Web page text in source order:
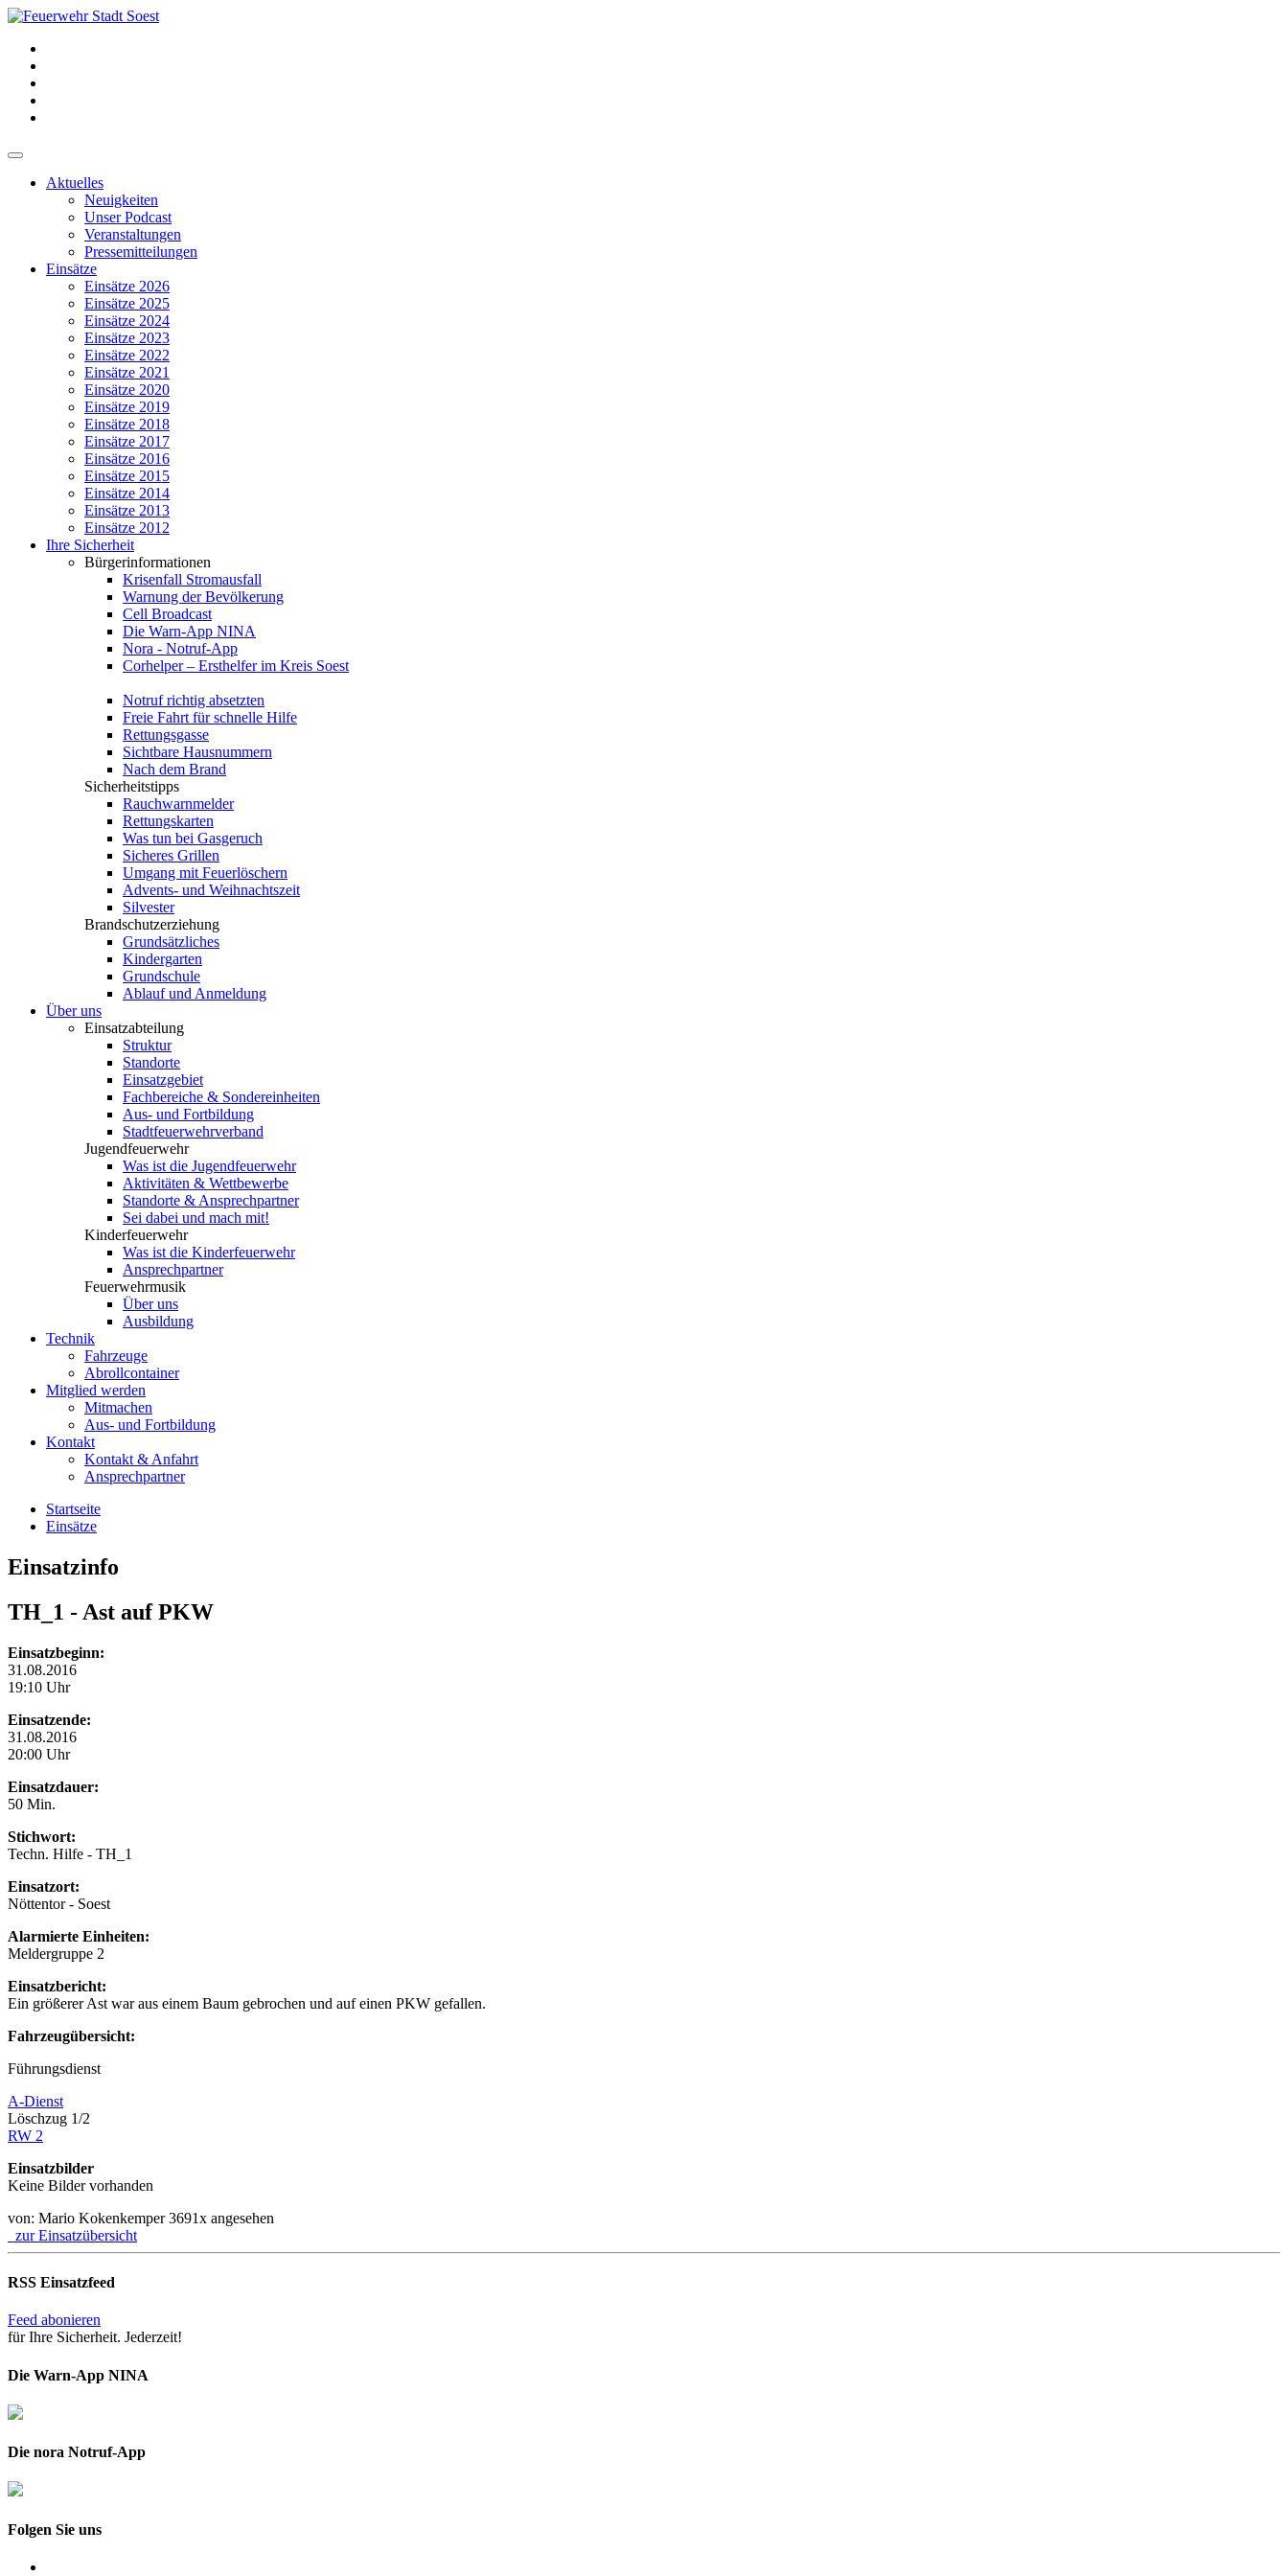
Aktuelles
Neuigkeiten
Unser Podcast
Veranstaltungen
Pressemitteilungen
Einsätze
Einsätze 2026
Einsätze 2025
Einsätze 2024
Einsätze 2023
Einsätze 2022
Einsätze 2021
Einsätze 2020
Einsätze 2019
Einsätze 2018
Einsätze 2017
Einsätze 2016
Einsätze 2015
Einsätze 2014
Einsätze 2013
Einsätze 2012
Ihre Sicherheit
Bürgerinformationen
Krisenfall Stromausfall
Warnung der Bevölkerung
Cell Broadcast
Die Warn-App NINA
Nora - Notruf-App
Corhelper – Ersthelfer im Kreis Soest
Notruf richtig absetzten
Freie Fahrt für schnelle Hilfe
Rettungsgasse
Sichtbare Hausnummern
Nach dem Brand
Sicherheitstipps
Rauchwarnmelder
Rettungskarten
Was tun bei Gasgeruch
Sicheres Grillen
Umgang mit Feuerlöschern
Advents- und Weihnachtszeit
Silvester
Brandschutzerziehung
Grundsätzliches
Kindergarten
Grundschule
Ablauf und Anmeldung
Über uns
Einsatzabteilung
Struktur
Standorte
Einsatzgebiet
Fachbereiche & Sondereinheiten
Aus- und Fortbildung
Stadtfeuerwehrverband
Jugendfeuerwehr
Was ist die Jugendfeuerwehr
Aktivitäten & Wettbewerbe
Standorte & Ansprechpartner
Sei dabei und mach mit!
Kinderfeuerwehr
Was ist die Kinderfeuerwehr
Ansprechpartner
Feuerwehrmusik
Über uns
Ausbildung
Technik
Fahrzeuge
Abrollcontainer
Mitglied werden
Mitmachen
Aus- und Fortbildung
Kontakt
Kontakt & Anfahrt
Ansprechpartner
Startseite
Einsätze
Einsatzinfo
TH_1 - Ast auf PKW
Einsatzbeginn:
31.08.2016
19:10 Uhr
Einsatzende:
31.08.2016
20:00 Uhr
Einsatzdauer:
50 Min.
Stichwort:
Techn. Hilfe - TH_1
Einsatzort:
Nöttentor - Soest
Alarmierte Einheiten:
Meldergruppe 2
Einsatzbericht:
Ein größerer Ast war aus einem Baum gebrochen und auf einen PKW gefallen.
Fahrzeugübersicht:
Führungsdienst
A-Dienst
Löschzug 1/2
RW 2
Einsatzbilder
Keine Bilder vorhanden
von: Mario Kokenkemper3691x angesehen
zur Einsatzübersicht
RSS Einsatzfeed
Feed abonieren
für Ihre Sicherheit. Jederzeit!
Die Warn-App NINA
Die nora Notruf-App
Folgen Sie uns